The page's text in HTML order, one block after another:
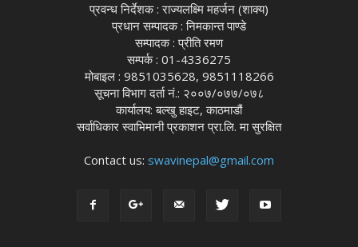
प्रवन्ध निर्देशक : राज्यलक्ष्मि महर्जन (शाक्य)
प्रधान सम्पादक : निमकान्त पाण्डे
सम्पादक : प्रीति रमण
सम्पर्क : 01-4336275
मोबाइल : 9851035628, 9851118266
सूचना विभाग दर्ता नं.: २००७/०७७/०७८
कार्यालय: बल्खु हाइट, काठमाडौं
सर्वाधिकार स्वाभिमानी प्रकाशन प्रा.लि. मा सुरक्षित
Contact us: swavinepal@gmail.com